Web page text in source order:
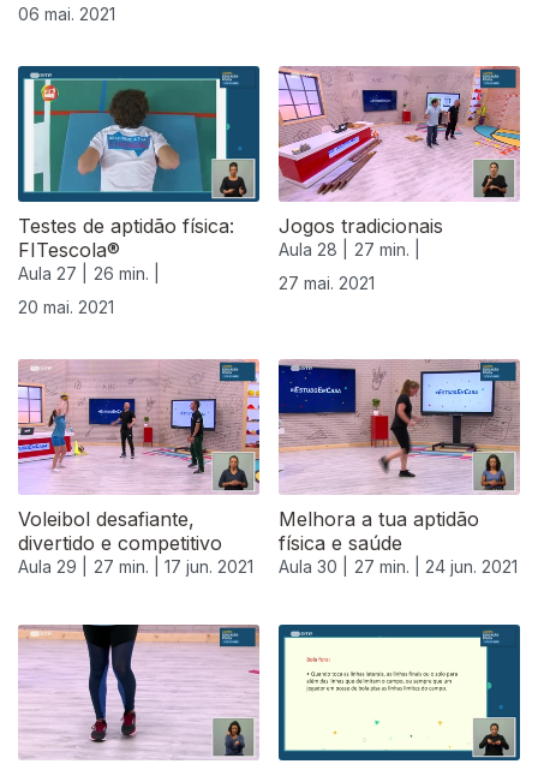
06 mai. 2021
Testes de aptidão física:
FITescola®
Aula 27 |
26 min. |
20 mai. 2021
Jogos tradicionais
Aula 28 |
27 min. |
27 mai. 2021
Voleibol desafiante,
divertido e competitivo
Aula 29 | 27 min. | 17 jun. 2021
Melhora a tua aptidão
física e saúde
Aula 30 | 27 min. | 24 jun. 2021
556318